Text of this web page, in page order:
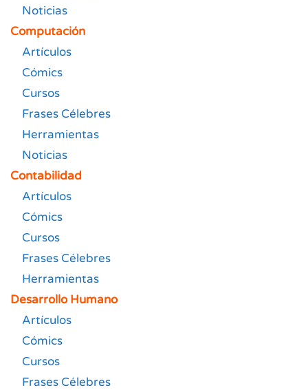
Noticias
Computación
Artículos
Cómics
Cursos
Frases Célebres
Herramientas
Noticias
Contabilidad
Artículos
Cómics
Cursos
Frases Célebres
Herramientas
Desarrollo Humano
Artículos
Cómics
Cursos
Frases Célebres